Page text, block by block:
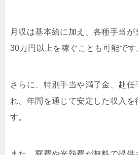
月収は基本給に加え、各種手当が
30万円以上を稼ぐことも可能です
さらに、特別手当や満了金、赴任
れ、年間を通じて安定した収入を
す。